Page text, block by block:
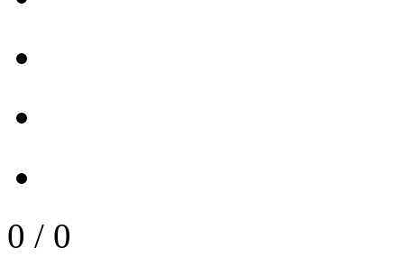
0 / 0